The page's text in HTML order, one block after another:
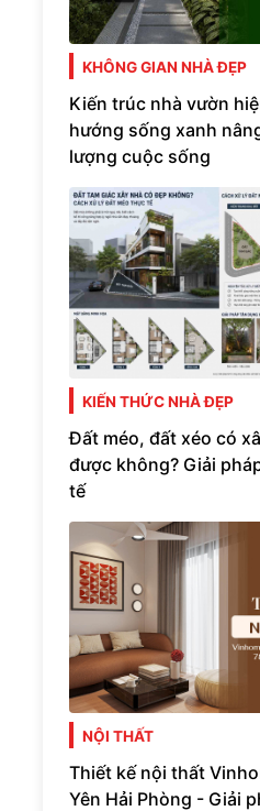
KHÔNG GIAN NHÀ ĐẸP
Kiến trúc nhà vườn
hướng sống xanh
lượng cuộc sống
KIẾN THỨC NHÀ ĐẸP
Đất méo, đất xéo có
được không? Giải
tế
NỘI THẤT
Thiết kế nội thất
Yên Hải Phòng - Giải